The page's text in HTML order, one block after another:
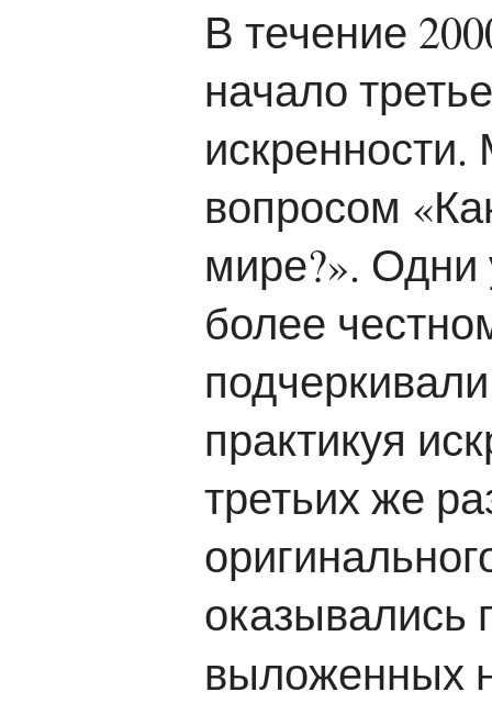
В течение
начало
вопросом
мире?». Одни
более
практикуя
третьих же
оказывались
выложенных